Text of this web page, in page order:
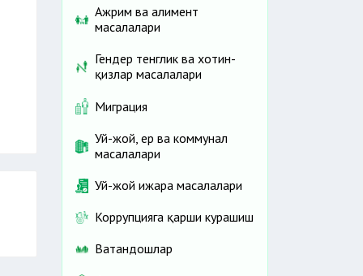
Ажрим ва алимент
масалалари
Гендер тенглик ва хотин-
қизлар масалалари
Миграция
Уй-жой, ер ва коммунал
масалалари
Уй-жой ижара масалалари
Коррупцияга қарши курашиш
Ватандошлар